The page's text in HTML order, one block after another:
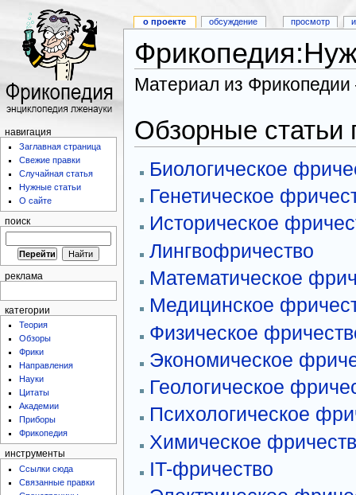
о проекте обсуждение просмотр
навигация
Заглавная страница
Свежие правки
Случайная статья
Нужные статьи
О сайте
поиск
реклама
категории
Теория
Обзоры
Фрики
Направления
Науки
Цитаты
Академии
Приборы
Фрикопедия
инструменты
Ссылки сюда
Связанные правки
Материал из
Обзорные статьи
Биологическое
Генетическое
Историческое
Лингвофричество
Математическое
Медицинское
Физическое
Экономическое
Геологическое
Психологическое
Химическое
IT-фричество